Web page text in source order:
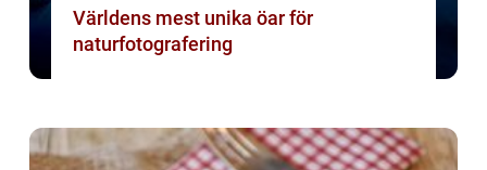
Världens mest unika öar för
naturfotografering